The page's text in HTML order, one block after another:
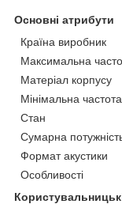
Основні атрибути
Країна виробник
Максимальна
Матеріал корпусу
Мінімальна частота
Стан
Сумарна
Формат акустики
Особливості